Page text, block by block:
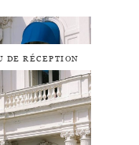
DE RÉCEPTION